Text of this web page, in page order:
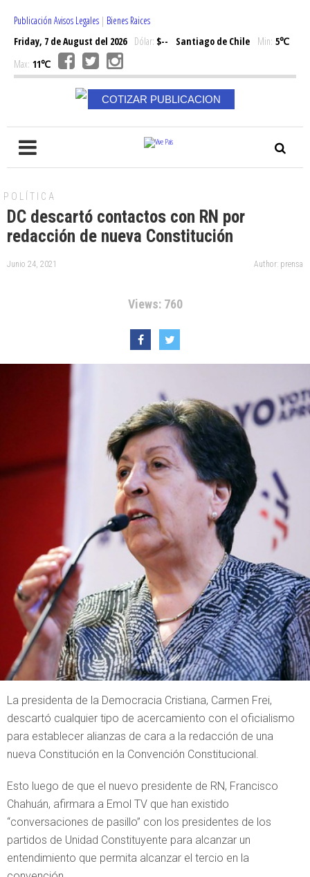
Publicación Avisos Legales | Bienes Raices
Friday, 7 de August del 2026Dólar: $-- Santiago de Chile Min: 5℃
Max: 11℃
COTIZAR PUBLICACION
POLÍTICA
DC descartó contactos con RN por
redacción de nueva Constitución
Junio 24, 2021 Author: prensa
Views: 760
La presidenta de la Democracia Cristiana, Carmen Frei,
descartó cualquier tipo de acercamiento con el oficialismo
para establecer alianzas de cara a la redacción de una
nueva Constitución en la Convención Constitucional.
Esto luego de que el nuevo presidente de RN, Francisco
Chahuán, afirmara a Emol TV que han existido
“conversaciones de pasillo” con los presidentes de los
partidos de Unidad Constituyente para alcanzar un
entendimiento que permita alcanzar el tercio en la